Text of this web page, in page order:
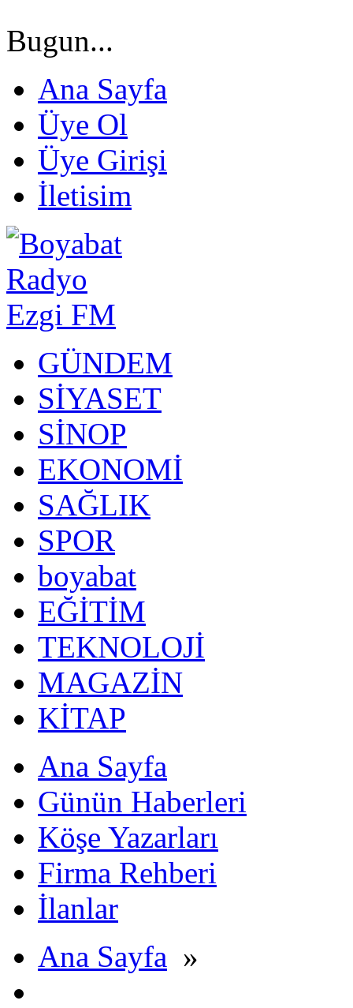
Bugun...
Ana Sayfa
Üye Ol
Üye Girişi
İletisim
GÜNDEM
SİYASET
SİNOP
EKONOMİ
SAĞLIK
SPOR
boyabat
EĞİTİM
TEKNOLOJİ
MAGAZİN
KİTAP
Ana Sayfa
Günün Haberleri
Köşe Yazarları
Firma Rehberi
İlanlar
Ana Sayfa »